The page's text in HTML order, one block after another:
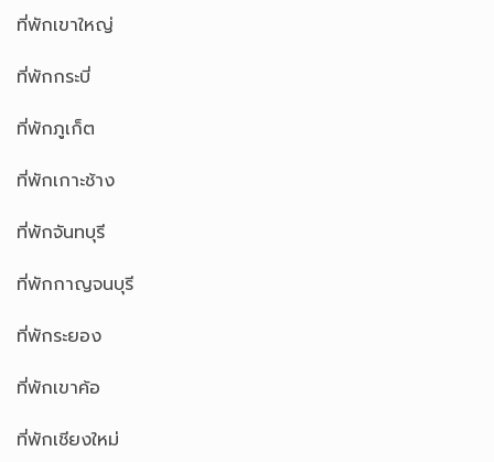
ที่พักเขาใหญ่
ที่พักกระบี่
ที่พักภูเก็ต
ที่พักเกาะช้าง
ที่พักจันทบุรี
ที่พักกาญจนบุรี
ที่พักระยอง
ที่พักเขาค้อ
ที่พักเชียงใหม่